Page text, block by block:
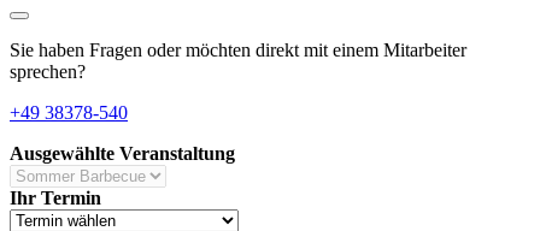
Sie haben Fragen oder möchten direkt mit einem Mitarbeiter
sprechen?
+49 38378-540
Ausgewählte Veranstaltung
Ihr Termin